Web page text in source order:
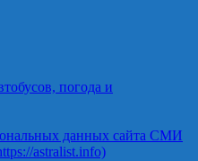
погода и
данных сайта СМИ
astralist.info)